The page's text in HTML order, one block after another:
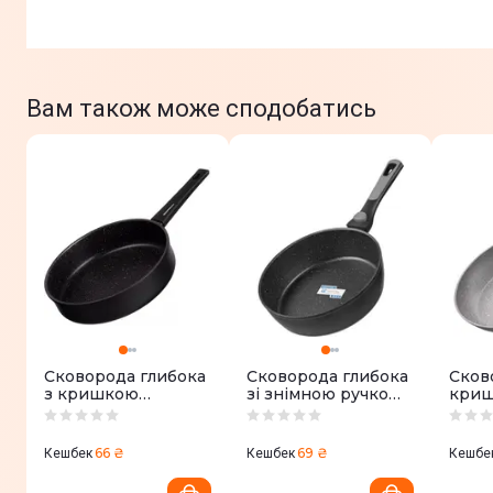
Вам також може сподобатись
Сковорода глибока
з кришкою
ARDESTO Gemini
28см, алюміній,
чорний
Кешбек66 ₴
Сковорода глибока
зі знімною ручкою
ARDESTO Gemini
чорний
Кешбек69 ₴